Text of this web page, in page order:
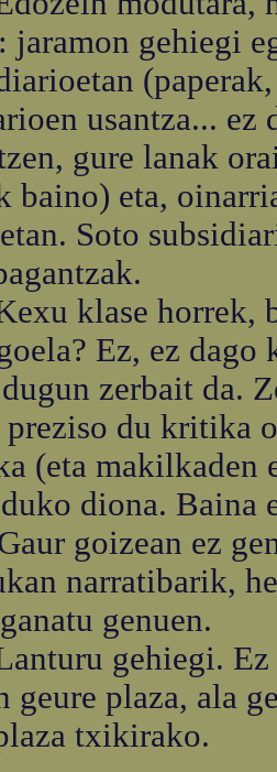
jaramon gehiegi
usantza... ez
gure lanak
baino) eta,
Soto
klase horrek,
Ez, ez
zerbait da.
preziso du kritika
(eta makilkaden
diona. Baina
goizean ez
narratibarik,
genuen.
gehiegi. Ez
geure plaza, ala
txikirako.